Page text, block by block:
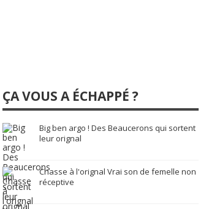
ÇA VOUS A ÉCHAPPÉ ?
Big ben argo ! Des Beaucerons qui sortent
leur orignal
Chasse à l'orignal Vrai son de femelle non
réceptive